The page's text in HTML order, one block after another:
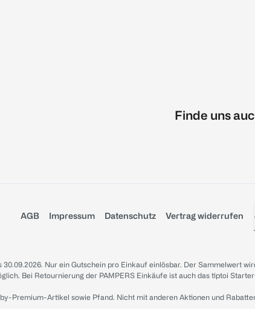
Finde uns
AGB Impressum Datenschutz Vertrag widerrufen
Nur ein Gutschein pro Einkauf einlösbar. Der Sammelwert
Bei Retournierung der PAMPERS Einkäufe ist auch das tiptoi
Premium-Artikel sowie Pfand. Nicht mit anderen Aktionen und